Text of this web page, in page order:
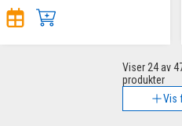
Viser 24av
produkter
Vis